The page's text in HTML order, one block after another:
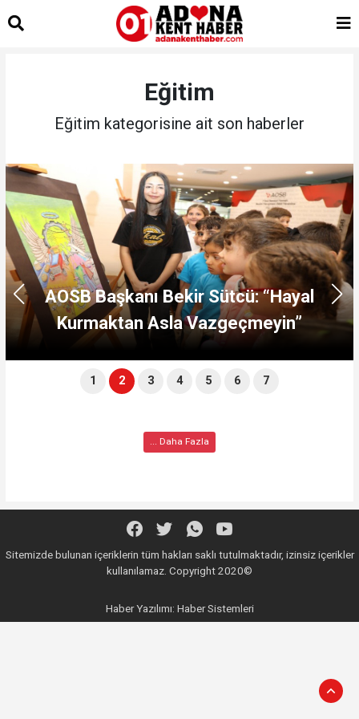
sohbet
Eğitim
Eğitim kategorisine ait son haberler
AOSB Başkanı Bekir Sütcü: “Hayal
Kurmaktan Asla Vazgeçmeyin”
1 2 3 4 5 6 7
... Daha Fazla
Sitemizde bulunan içeriklerin tüm hakları saklı tutulmaktadır, izinsiz içerikler
kullanılamaz. Copyright 2020©
Haber Yazılımı: Haber Sistemleri